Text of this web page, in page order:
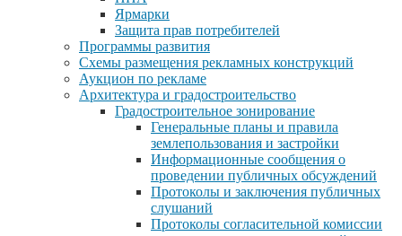
Ярмарки
Защита прав потребителей
Программы развития
Схемы размещения рекламных конструкций
Аукцион по рекламе
Архитектура и градостроительство
Градостроительное зонирование
Генеральные планы и правила
землепользования и застройки
Информационные сообщения о
проведении публичных обсуждений
Протоколы и заключения публичных
слушаний
Протоколы согласительной комиссии